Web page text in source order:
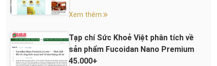
Xem thêm
Tạp chí Sức Khoẻ Việt phân tích về
sản phẩm Fucoidan Nano Premium
45.000+